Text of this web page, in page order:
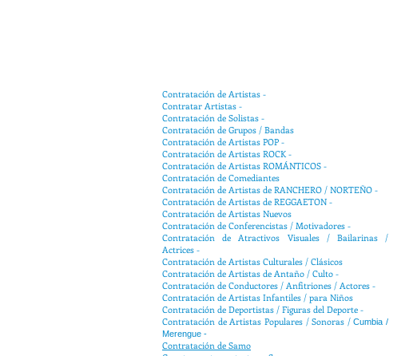
Contratación de Artistas -
Contratar Artistas -
Contratación de Solistas -
Contratación de Grupos / Bandas
Contratación de Artistas POP -
Contratación de Artistas ROCK -
Contratación de Artistas ROMÁNTICOS -
Contratación de Comediantes
Contratación de Artistas de RANCHERO / NORTEÑO -
Contratación de Artistas de REGGAETON -
Contratación de Artistas Nuevos
Contratación de Conferencistas / Motivadores -
Contratación de Atractivos Visuales / Bailarinas /
Actrices -
Contratación de Artistas Culturales / Clásicos
Contratación de Artistas de Antaño / Culto -
Contratación de Conductores / Anfitriones / Actores -
Contratación de Artistas Infantiles / para Niños
Contratación de Deportistas / Figuras del Deporte -
Contratación de Artistas Populares / Sonoras /Cumbia /
Merengue -
Contratación de Samo